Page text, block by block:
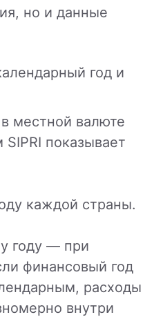
но и данные
год и
местной валюте
показывает
каждой страны.
году — при
финансовый год
расходы
внутри